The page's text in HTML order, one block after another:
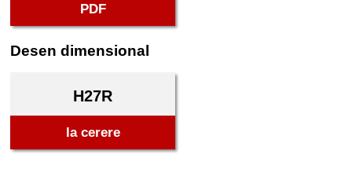
PDF
Desen dimensional
H27R
la cerere